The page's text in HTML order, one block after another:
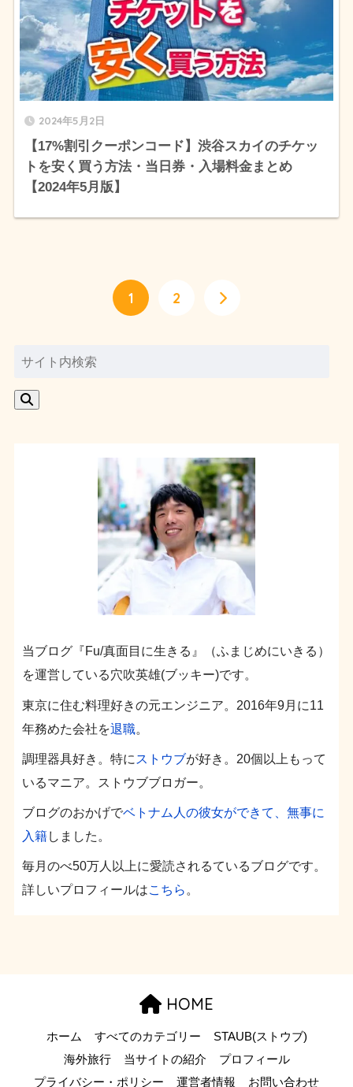
2024年5月2日
【17%割引クーポンコード】渋谷スカイのチケッ
トを安く買う方法・当日券・入場料金まとめ
【2024年5月版】
1 2
当ブログ『Fu/真面目に生きる』（ふまじめにいきる）
を運営している穴吹英雄(ブッキー)です。
東京に住む料理好きの元エンジニア。2016年9月に11
年務めた会社を退職
調理器具好き。特に ストウブが好き。20個以上もって
いるマニア。ストウブブロガー。
ブログのおかげでベトナム人の彼女ができて、無事に
入籍しました。
毎月のべ50万人以上に愛読されるているブログです。
詳しいプロフィールはこちら 。
HOME
ホーム すべてのカテゴリー
STAUB(ストウブ)
海外旅行
当サイトの紹介
プロフィール
プライバシー・ポリシー
運営者情報 お問い合わせ